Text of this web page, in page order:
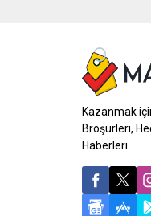
Kazanmak
Broşürleri,
Haberleri.